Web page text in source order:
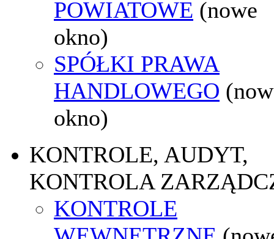
POWIATOWE (nowe
okno)
SPÓŁKI PRAWA
HANDLOWEGO
okno)
KONTROLE, AUDYT,
KONTROLA
KONTROLE